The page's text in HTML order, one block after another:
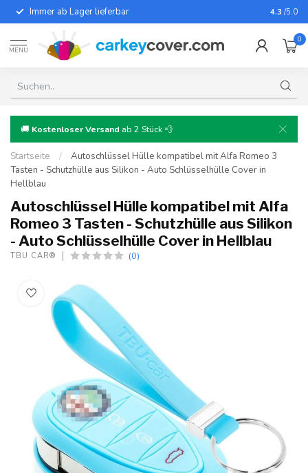
Immer ab Lager lieferbar Für fast
4.3 /5.0
MENU
0
🚚 Kostenloser Versand ab 2 Stück 💨
Startseite /
Autoschlüssel Hülle kompatibel mit Alfa Romeo 3
Tasten - Schutzhülle aus Silikon - Auto Schlüsselhülle Cover in
Hellblau
Autoschlüssel Hülle kompatibel mit Alfa
Romeo 3 Tasten - Schutzhülle aus Silikon
- Auto Schlüsselhülle Cover in Hellblau
TBU CAR® (0)